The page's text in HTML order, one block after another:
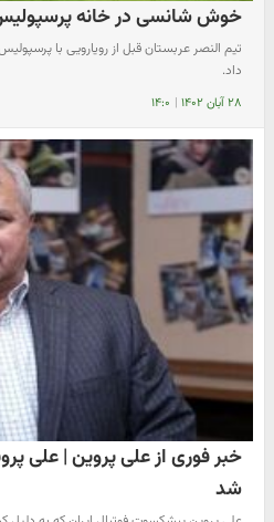
خوش شانسی در خانه
تیم النصر عربستان قبل از رویارویی با
داد.
۲۸ آبان ۱۴۰۲ | ۱۴:۰
خبر فوری از علی پروین | علی
شد